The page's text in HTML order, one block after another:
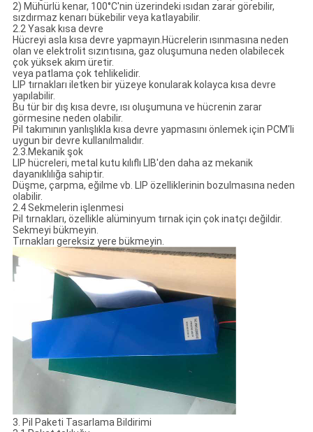
2) Mühürlü kenar, 100°C'nin üzerindeki ısıdan zarar görebilir,
sızdırmaz kenarı bükebilir veya katlayabilir.
2.2 Yasak kısa devre
Hücreyi asla kısa devre yapmayın.Hücrelerin ısınmasına neden
olan ve elektrolit sızıntısına, gaz oluşumuna neden olabilecek
çok yüksek akım üretir.
veya patlama çok tehlikelidir.
LIP tırnakları iletken bir yüzeye konularak kolayca kısa devre
yapılabilir.
Bu tür bir dış kısa devre, ısı oluşumuna ve hücrenin zarar
görmesine neden olabilir.
Pil takımının yanlışlıkla kısa devre yapmasını önlemek için PCM'li
uygun bir devre kullanılmalıdır.
2.3.Mekanik şok
LIP hücreleri, metal kutu kılıflı LIB'den daha az mekanik
dayanıklılığa sahiptir.
Düşme, çarpma, eğilme vb. LIP özelliklerinin bozulmasına neden
olabilir.
2.4 Sekmelerin işlenmesi
Pil tırnakları, özellikle alüminyum tırnak için çok inatçı değildir.
Sekmeyi bükmeyin.
Tırnakları gereksiz yere bükmeyin.
3. Pil Paketi Tasarlama Bildirimi